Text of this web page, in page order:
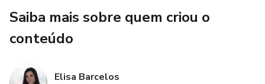
Saiba mais sobre quem criou o
conteúdo
Elisa Barcelos